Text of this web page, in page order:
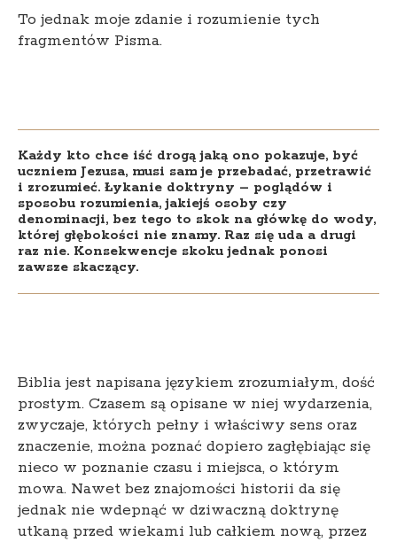
To jednak moje zdanie i rozumienie tych
fragmentów Pisma.
Każdy kto chce iść drogą jaką ono pokazuje, być
uczniem Jezusa, musi sam je przebadać, przetrawić
i zrozumieć. Łykanie doktryny – poglądów i
sposobu rozumienia, jakiejś osoby czy
denominacji, bez tego to skok na główkę do wody,
której głębokości nie znamy. Raz się uda a drugi
raz nie. Konsekwencje skoku jednak ponosi
zawsze skaczący.
Biblia jest napisana językiem zrozumiałym, dość
prostym. Czasem są opisane w niej wydarzenia,
zwyczaje, których pełny i właściwy sens oraz
znaczenie, można poznać dopiero zagłębiając się
nieco w poznanie czasu i miejsca, o którym
mowa. Nawet bez znajomości historii da się
jednak nie wdepnąć w dziwaczną doktrynę
utkaną przed wiekami lub całkiem nową, przez